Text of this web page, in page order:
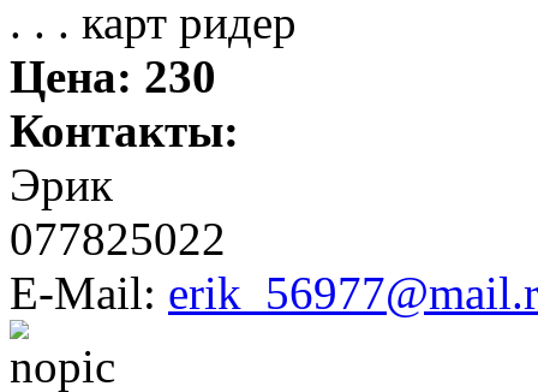
. . . карт ридер
Цена: 230
Контакты:
Эрик
077825022
E-Mail: